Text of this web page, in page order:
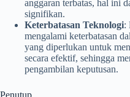
anggaran terbatas, hal ini
signifikan.
Keterbatasan Teknologi:
mengalami keterbatasan
yang diperlukan untuk
secara efektif, sehingga
pengambilan keputusan.